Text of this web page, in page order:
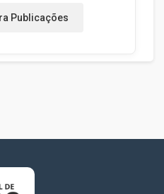
Publicações